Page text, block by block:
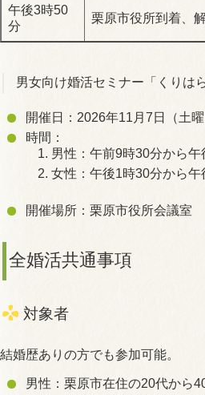
午後3時50
分
栗原市役所到着、
男女向け婚活セミナー「くりは
開催日：2026年11月7日（土曜
時間：
男性：午前9時30分から
女性：午後1時30分から
開催場所：栗原市役所会議室
全婚活共通事項
対象者
結婚歴ありの方でも参加可能。
男性：栗原市在住の20代から